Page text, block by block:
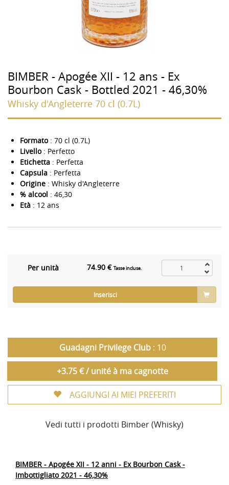
BIMBER - Apogée XII - 12 ans - Ex
Bourbon Cask - Bottled 2021 - 46,30%
Whisky d'Angleterre 70 cl (0.7L)
Formato: 70 cl (0.7L)
Livello: Perfetto
Etichetta : Perfetta
Capsula : Perfetta
Origine : Whisky d'Angleterre
% alcool : 46,30
Età : 12 ans
Per unità 74.90 €Tasse incluse.
Inserisci
Guadagni Privilege Club: 10
+3.75 € / unité à ma cagnotte
AGGIUNGI AI MIEI PREFERITI
Vedi tutti i prodotti Bimber (Whisky)
BIMBER - Apogée XII - 12 anni - Ex Bourbon Cask -
Imbottigliato 2021 - 46,30%